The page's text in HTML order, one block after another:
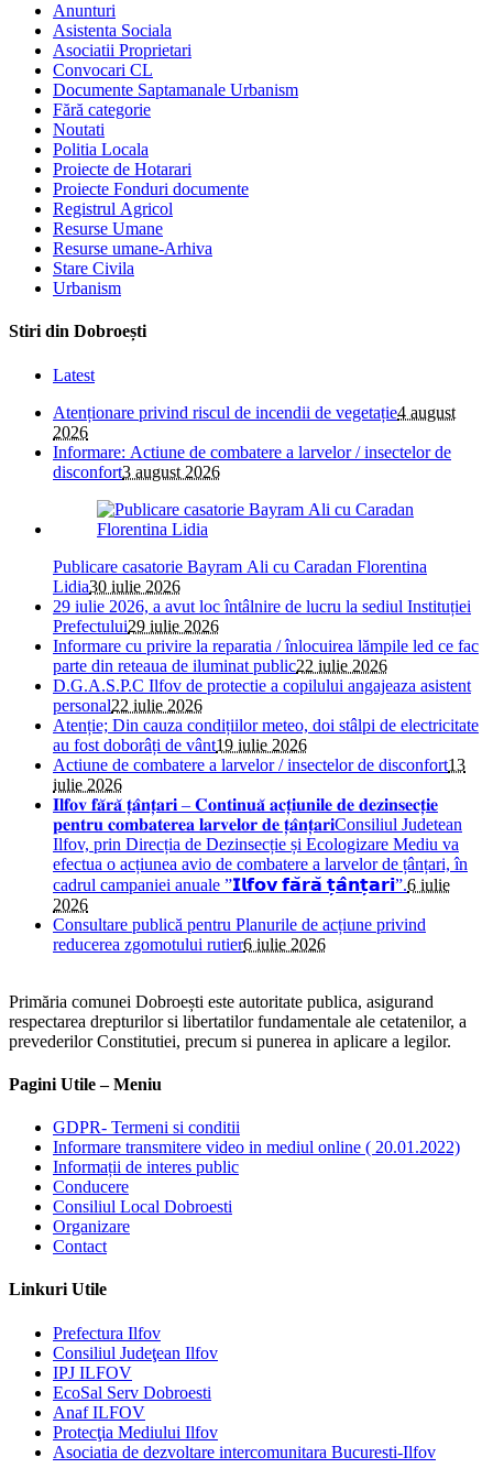
Anunturi
Asistenta Sociala
Asociatii Proprietari
Convocari CL
Documente Saptamanale Urbanism
Fără categorie
Noutati
Politia Locala
Proiecte de Hotarari
Proiecte Fonduri documente
Registrul Agricol
Resurse Umane
Resurse umane-Arhiva
Stare Civila
Urbanism
Stiri din Dobroești
Latest
Atenționare privind riscul de incendii de vegetație4 august
2026
Informare: Actiune de combatere a larvelor / insectelor de
disconfort3 august 2026
Publicare casatorie Bayram Ali cu Caradan Florentina
Lidia30 iulie 2026
29 iulie 2026, a avut loc întâlnire de lucru la sediul Instituției
Prefectului29 iulie 2026
Informare cu privire la reparatia / înlocuirea lămpile led ce fac
parte din reteaua de iluminat public22 iulie 2026
D.G.A.S.P.C Ilfov de protectie a copilului angajeaza asistent
personal22 iulie 2026
Atenție; Din cauza condițiilor meteo, doi stâlpi de electricitate
au fost doborâți de vânt19 iulie 2026
Actiune de combatere a larvelor / insectelor de disconfort13
iulie 2026
𝐈𝐥𝐟𝐨𝐯 𝐟𝐚̆𝐫𝐚̆ 𝐭̦𝐚̂𝐧𝐭̦𝐚𝐫𝐢 – 𝐂𝐨𝐧𝐭𝐢𝐧𝐮𝐚̆ 𝐚𝐜𝐭̦𝐢𝐮𝐧𝐢𝐥𝐞 𝐝𝐞 𝐝𝐞𝐳𝐢𝐧𝐬𝐞𝐜𝐭̦𝐢𝐞
𝐩𝐞𝐧𝐭𝐫𝐮 𝐜𝐨𝐦𝐛𝐚𝐭𝐞𝐫𝐞𝐚 𝐥𝐚𝐫𝐯𝐞𝐥𝐨𝐫 𝐝𝐞 𝐭̦𝐚̂𝐧𝐭̦𝐚𝐫𝐢Consiliul Judetean
Ilfov, prin Direcția de Dezinsecție și Ecologizare Mediu va
efectua o acțiunea avio de combatere a larvelor de țânțari, în
cadrul campaniei anuale ”𝗜𝗹𝗳𝗼𝘃 𝗳𝗮̆𝗿𝗮̆ 𝘁̦𝗮̂𝗻𝘁̦𝗮𝗿𝗶”.6 iulie
2026
Consultare publică pentru Planurile de acțiune privind
reducerea zgomotului rutier6 iulie 2026
Primăria comunei Dobroești este autoritate publica, asigurand
respectarea drepturilor si libertatilor fundamentale ale cetatenilor, a
prevederilor Constitutiei, precum si punerea in aplicare a legilor.
Pagini Utile – Meniu
GDPR- Termeni si conditii
Informare transmitere video in mediul online ( 20.01.2022)
Informații de interes public
Conducere
Consiliul Local Dobroesti
Organizare
Contact
Linkuri Utile
Prefectura Ilfov
Consiliul Judeţean Ilfov
IPJ ILFOV
EcoSal Serv Dobroesti
Anaf ILFOV
Protecţia Mediului Ilfov
Asociatia de dezvoltare intercomunitara Bucuresti-Ilfov